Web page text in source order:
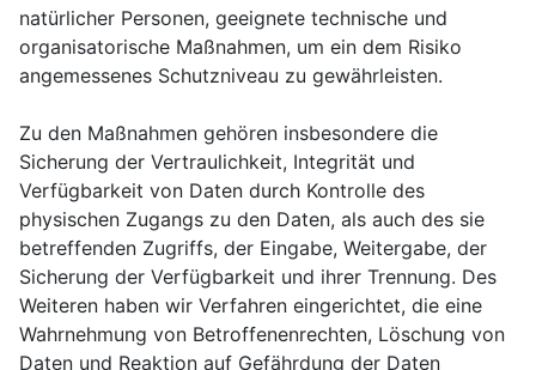
natürlicher Personen, geeignete technische und
organisatorische Maßnahmen, um ein dem Risiko
angemessenes Schutzniveau zu gewährleisten.
Zu den Maßnahmen gehören insbesondere die
Sicherung der Vertraulichkeit, Integrität und
Verfügbarkeit von Daten durch Kontrolle des
physischen Zugangs zu den Daten, als auch des sie
betreffenden Zugriffs, der Eingabe, Weitergabe, der
Sicherung der Verfügbarkeit und ihrer Trennung. Des
Weiteren haben wir Verfahren eingerichtet, die eine
Wahrnehmung von Betroffenenrechten, Löschung von
Daten und Reaktion auf Gefährdung der Daten